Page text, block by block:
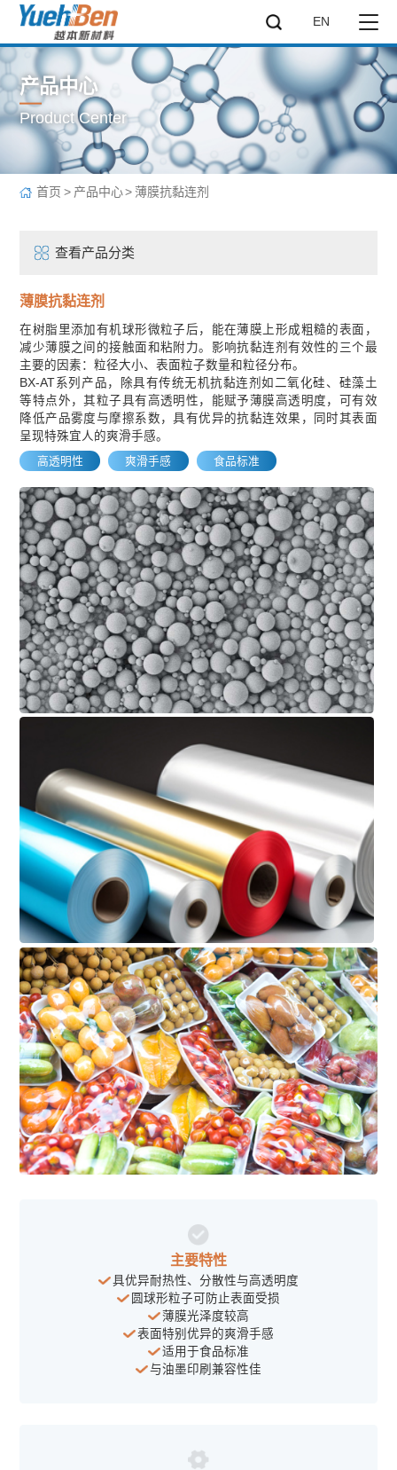
EN
产品中心
Product Center
首页 > 产品中心> 薄膜抗黏连剂
查看产品分类
薄膜抗黏连剂
在树脂里添加有机球形微粒子后，能在薄膜上形成粗糙的表面，
减少薄膜之间的接触面和粘附力。影响抗黏连剂有效性的三个最
主要的因素：粒径大小、表面粒子数量和粒径分布。
BX-AT系列产品，除具有传统无机抗黏连剂如二氧化硅、硅藻土
等特点外，其粒子具有高透明性，能赋予薄膜高透明度，可有效
降低产品雾度与摩擦系数，具有优异的抗黏连效果，同时其表面
呈现特殊宜人的爽滑手感。
高透明性
爽滑手感 食品标准
主要特性
具优异耐热性、分散性与高透明度
圆球形粒子可防止表面受损
薄膜光泽度较高
表面特别优异的爽滑手感
适用于食品标准
与油墨印刷兼容性佳